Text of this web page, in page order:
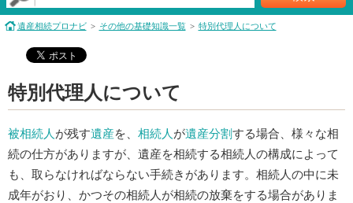
遺産相続プロナビ その他の基礎知識一覧 特別代理人について
特別代理人について
被相続人が残す遺産を、 相続人が遺産分割する場合、様々な相
続の仕方がありますが、遺産を相続する相続人の構成によって
も、取らなければならない手続きがあります。相続人の中に未
成年がおり、かつその相続人が相続の放棄をする場合がありま